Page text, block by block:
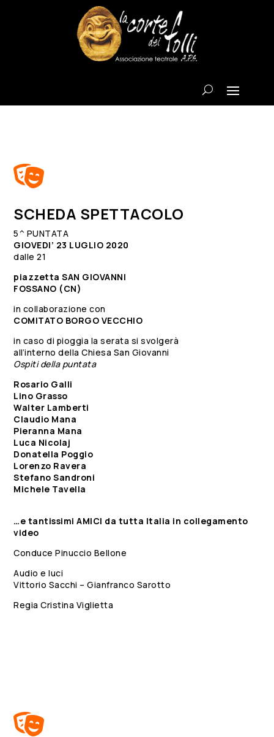

SCHEDA SPETTACOLO
5^ PUNTATA
GIOVEDI’ 23 LUGLIO 2020
dalle 21
piazzetta SAN GIOVANNI
FOSSANO (CN)
in collaborazione con
COMITATO BORGO VECCHIO
in caso di pioggia la serata si svolgerà
all’interno della Chiesa San Giovanni
Ospiti della puntata
Rosario Galli
Lino Grasso
Walter Lamberti
Claudio Mana
Pieranna Mana
Luca Nicolaj
Donatella Poggio
Lorenzo Ravera
Stefano Sandroni
Michele Tavella
…e tantissimi AMICI da tutta Italia in collegamento
video
Conduce Pinuccio Bellone
Audio e luci
Vittorio Sacchi – Gianfranco Sarotto
Regia Cristina Viglietta
